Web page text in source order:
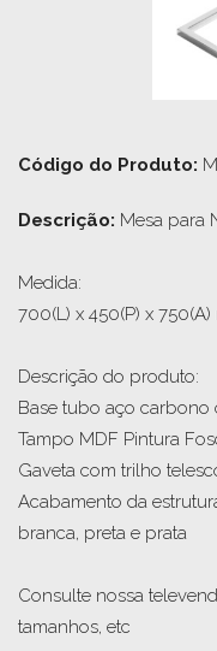
Código do Produto:
Descrição: Mesa para
Medida:
700(L) x 450(P) x 750(A)
Descrição do produto:
Base tubo aço carbono
Tampo MDF Pintura
Gaveta com trilho
Acabamento da
branca, preta e prata
Consulte nossa
tamanhos, etc